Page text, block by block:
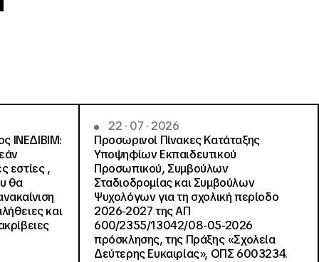
ΙΝΕΔΙΒΙΜ:
εστίες ,
θα
και
22 · 07 · 2026
Προσωρινοί Πίνακες Κατάταξης
Υποψηφίων Εκπαιδευτικού
Προσωπικού, Συμβούλων
Σταδιοδρομίας και Συμβούλων
Ψυχολόγων για τη σχολική περίοδο
2026-2027 της ΑΠ
600/2355/13042/08-05-2026
πρόσκλησης, της Πράξης «Σχολεία
Δεύτερης Ευκαιρίας», ΟΠΣ 6003234.